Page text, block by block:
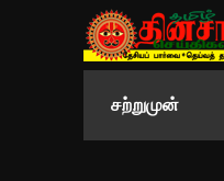
சற்றுமுன்